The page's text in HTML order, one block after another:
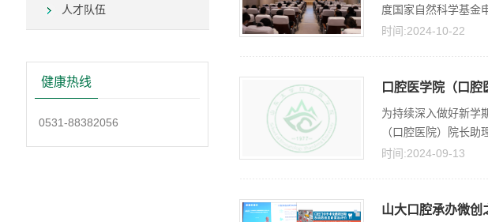
人才队伍
健康热线
0531-88382056
度国家自然科学基金
时间:2024-10-22
口腔医学院（口
为持续深入做好新学
（口腔医院）院长
时间:2024-09-13
山大口腔承办微创